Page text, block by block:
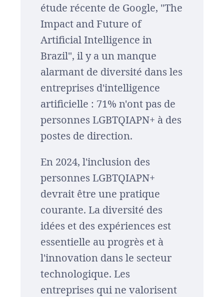
étude récente de Google, "The
Impact and Future of
Artificial Intelligence in
Brazil", il y a un manque
alarmant de diversité dans les
entreprises d'intelligence
artificielle : 71% n'ont pas de
personnes LGBTQIAPN+ à des
postes de direction.
En 2024, l'inclusion des
personnes LGBTQIAPN+
devrait être une pratique
courante. La diversité des
idées et des expériences est
essentielle au progrès et à
l'innovation dans le secteur
technologique. Les
entreprises qui ne valorisent